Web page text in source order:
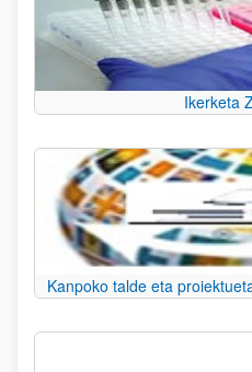
Ikerketa
Kanpoko talde eta